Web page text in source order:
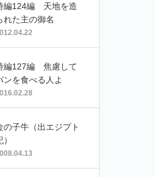
編124編 天地を造
れた主の御名
編127編 焦慮して
ンを食べる人よ
の子牛（出エジプト